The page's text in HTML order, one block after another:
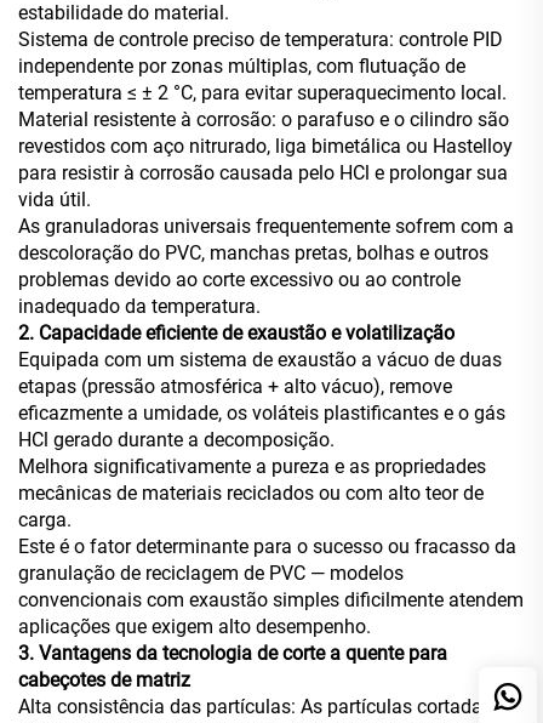
estabilidade do material.
Sistema de controle preciso de temperatura: controle PID
independente por zonas múltiplas, com flutuação de
temperatura ≤ ± 2 °C, para evitar superaquecimento local.
Material resistente à corrosão: o parafuso e o cilindro são
revestidos com aço nitrurado, liga bimetálica ou Hastelloy
para resistir à corrosão causada pelo HCl e prolongar sua
vida útil.
As granuladoras universais frequentemente sofrem com a
descoloração do PVC, manchas pretas, bolhas e outros
problemas devido ao corte excessivo ou ao controle
inadequado da temperatura.
2. Capacidade eficiente de exaustão e volatilização
Equipada com um sistema de exaustão a vácuo de duas
etapas (pressão atmosférica + alto vácuo), remove
eficazmente a umidade, os voláteis plastificantes e o gás
HCl gerado durante a decomposição.
Melhora significativamente a pureza e as propriedades
mecânicas de materiais reciclados ou com alto teor de
carga.
Este é o fator determinante para o sucesso ou fracasso da
granulação de reciclagem de PVC — modelos
convencionais com exaustão simples dificilmente atendem
aplicações que exigem alto desempenho.
3. Vantagens da tecnologia de corte a quente para
cabeçotes de matriz
Alta consistência das partículas: As partículas cortadas a